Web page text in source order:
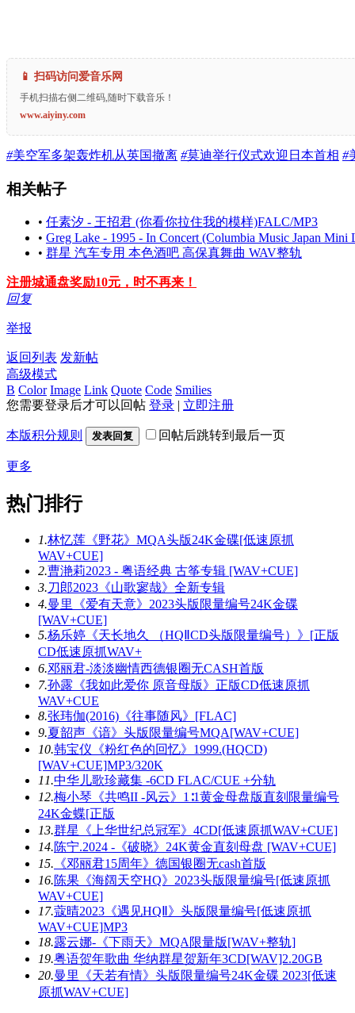
📱 扫码访问爱音乐网
手机扫描右侧二维码,随时下载音乐！
www.aiyiny.com
#美空军多架轰炸机从英国撤离 #莫迪举行仪式欢迎日本首相 #
相关帖子
• 任素汐 - 王招君 (你看你拉住我的模样)FALC/MP3
• Greg Lake - 1995 - In Concert (Columbia Music Japan Mini
• 群星 汽车专用 本色酒吧 高保真舞曲 WAV整轨
注册城通盘奖励10元，时不再来！
回复
举报
返回列表 发新帖
高级模式
B Color Image Link Quote Code Smilies
您需要登录后才可以回帖 登录 | 立即注册
本版积分规则 发表回复 回帖后跳转到最后一页
更多
热门排行
1.林忆莲《野花》MQA头版24K金碟[低速原抓
WAV+CUE]
2.曹滟莉2023 - 粤语经典 古筝专辑 [WAV+CUE]
3.刀郎2023《山歌寥哉》全新专辑
4.曼里《爱有天意》2023头版限量编号24K金碟
[WAV+CUE]
5.杨乐婷《天长地久 （HQⅡCD头版限量编号）》[正版
CD低速原抓WAV+
6.邓丽君-淡淡幽情西德银圈无CASH首版
7.孙露《我如此爱你 原音母版》正版CD低速原抓
WAV+CUE
8.张玮伽(2016)《往事随风》[FLAC]
9.夏韶声《谙》头版限量编号MQA[WAV+CUE]
10.韩宝仪《粉红色的回忆》1999.(HQCD)
[WAV+CUE]MP3/320K
11.中华儿歌珍藏集 -6CD FLAC/CUE +分轨
12.梅小琴《共鸣II -风云》1∶1黄金母盘版直刻限量编号
24K金蝶[正版
13.群星《上华世纪总冠军》4CD[低速原抓WAV+CUE]
14.陈宁.2024 -《破晓》24K黄金直刻母盘 [WAV+CUE]
15. 《邓丽君15周年》德国银圈无cash首版
16.陈果《海阔天空HQ》2023头版限量编号[低速原抓
WAV+CUE]
17.蔻晴2023《遇见HQⅡ》头版限量编号[低速原抓
WAV+CUE]MP3
18.露云娜-《下雨天》MQA限量版[WAV+整轨]
19.粤语贺年歌曲 华纳群星贺新年3CD[WAV]2.20GB
20.曼里《天若有情》头版限量编号24K金碟 2023[低速
原抓WAV+CUE]